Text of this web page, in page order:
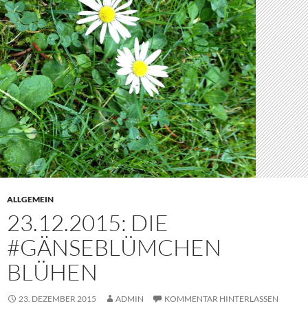
ALLGEMEIN
23.12.2015: DIE
#GÄNSEBLÜMCHEN
BLÜHEN
23. DEZEMBER 2015 ADMIN KOMMENTAR HINTERLASSEN